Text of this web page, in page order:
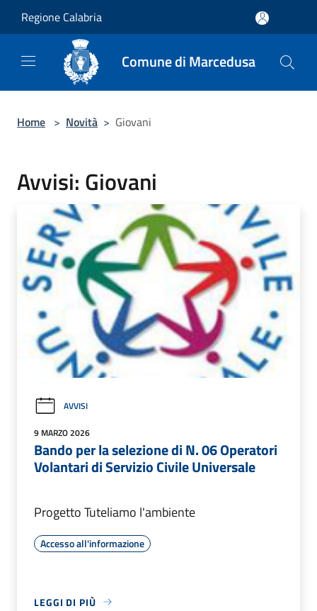
Regione Calabria
Comune di Marcedusa
Home > Novità > Giovani
Avvisi: Giovani
AVVISI
9 MARZO 2026
Bando per la selezione di N. 06 Operatori
Volantari di Servizio Civile Universale
Progetto Tuteliamo l'ambiente
Accesso all'informazione
LEGGI DI PIÙ